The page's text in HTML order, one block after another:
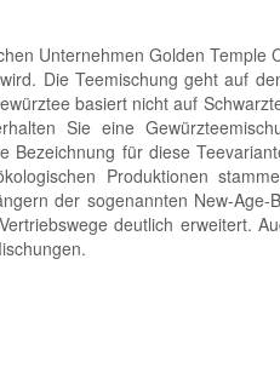
Unternehmen Golden Temple
Die Teemischung geht auf
basiert nicht auf
Sie eine
Bezeichnung für diese
Produktionen
der sogenannten New-Age-
deutlich erweitert.